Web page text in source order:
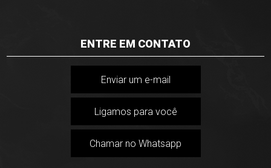
ENTRE EM CONTATO
Enviar um e-mail
Ligamos para você
Chamar no Whatsapp